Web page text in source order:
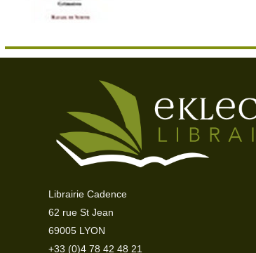
Librairie Cadence
62 rue St Jean
69005 LYON
+33 (0)4 78 42 48 21